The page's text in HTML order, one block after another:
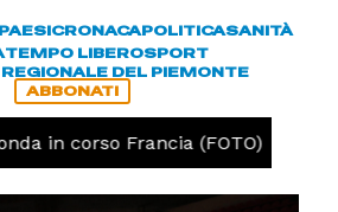
PAESICRONACAPOLITICASANITÀ
TEMPO LIBEROSPORT
DEL PIEMONTE
ABBONATI
in corso Francia (FOTO)